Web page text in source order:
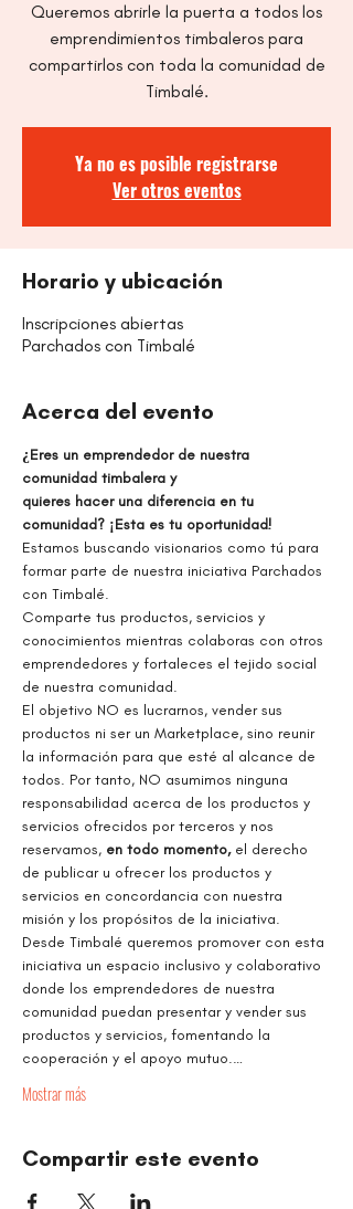
Queremos abrirle la puerta a todos los
emprendimientos timbaleros para
compartirlos con toda la comunidad de
Timbalé.
Ya no es posible registrarse
Ver otros eventos
Horario y ubicación
Inscripciones abiertas
Parchados con Timbalé
Acerca del evento
¿Eres un emprendedor de nuestra
comunidad timbalera y
quieres hacer una diferencia en tu
comunidad? ¡Esta es tu oportunidad!
Estamos buscando visionarios como tú para
formar parte de nuestra iniciativa Parchados
con Timbalé.
Comparte tus productos, servicios y
conocimientos mientras colaboras con otros
emprendedores y fortaleces el tejido social
de nuestra comunidad.
El objetivo NO es lucrarnos, vender sus
productos ni ser un Marketplace, sino reunir
la información para que esté al alcance de
todos. Por tanto, NO asumimos ninguna
responsabilidad acerca de los productos y
servicios ofrecidos por terceros y nos
reservamos, en todo momento, el derecho
de publicar u ofrecer los productos y
servicios en concordancia con nuestra
misión y los propósitos de la iniciativa.
Desde Timbalé queremos promover con esta
iniciativa un espacio inclusivo y colaborativo
donde los emprendedores de nuestra
comunidad puedan presentar y vender sus
productos y servicios, fomentando la
cooperación y el apoyo mutuo.…
Mostrar más
Compartir este evento